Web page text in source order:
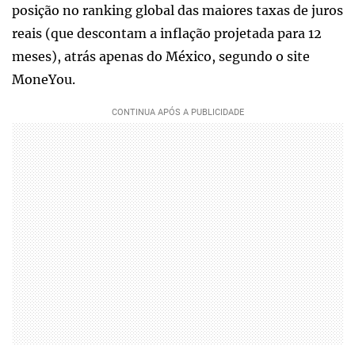
posição no ranking global das maiores taxas de juros
reais (que descontam a inflação projetada para 12
meses), atrás apenas do México, segundo o site
MoneYou.